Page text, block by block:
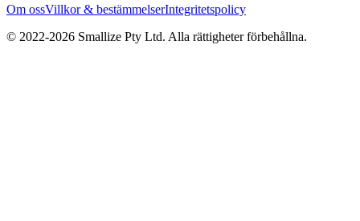
Om ossVillkor & bestämmelserIntegritetspolicy
© 2022-2026 Smallize Pty Ltd. Alla rättigheter förbehållna.